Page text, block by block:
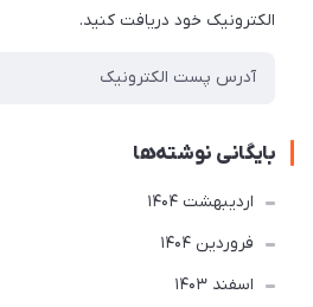
الکترونیک خود دریافت کنید.
بایگانی نوشته‌ها
ارديبهشت 1404
فروردین 1404
اسفند 1403